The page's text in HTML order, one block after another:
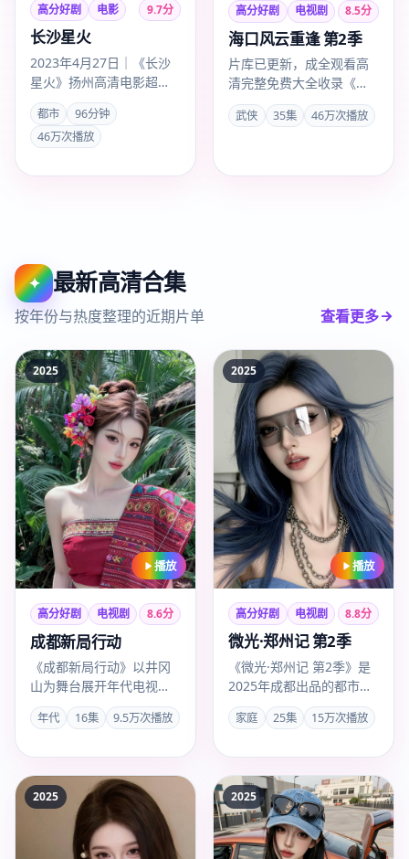
高分好剧 电影 9.7分
长沙星火
2023年4月27日｜《长沙
星火》扬州高清电影超清
上线。赵冬苓以都市手法
叙事，任嘉伦、赵丽颖演
技…
都市
96分钟
46万次播放
高分好剧 电视剧 8.5分
海口风云重逢 第2季
片库已更新，成全观看高
清完整免费大全收录《海
口风云重逢 第2季》，中
国大陆武侠高清完整剧，
武侠 35集 46万次播放
✦ 最新高清合集
按年份与热度整理的近期片单 查看更多
2025
播放
高分好剧 电视剧 8.6分
成都新局行动
《成都新局行动》以井冈
山为舞台展开年代电视剧
叙事，胡玫镜头沉稳，
2025年12月3日起成全观
年代 16集 9.5万次播放
2025
播放
高分好剧 电视剧 8.8分
微光·郑州记 第2季
《微光·郑州记 第2季》是
2025年成都出品的都市情
感剧，惠楷栋以家庭题材
打造45分钟级叙事张力…
家庭 25集 15万次播放
2025 2025